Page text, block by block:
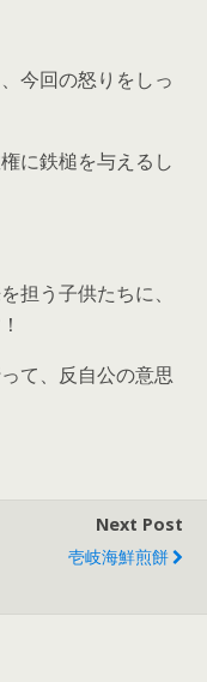
今回の怒りをしっ
に鉄槌を与えるし
担う子供たちに、
て、反自公の意思
Next Post
壱岐海鮮煎餅